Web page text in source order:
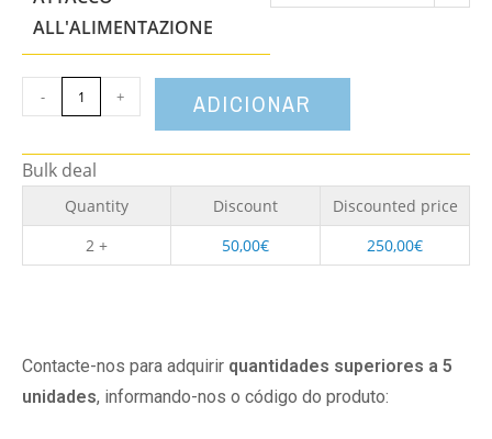
ALL'ALIMENTAZIONE
- + ADICIONAR
Bulk deal
Quantity Discount
Discounted price
2 +
50,00€ 250,00€
Contacte-nos para adquirir quantidades superiores a 5
unidades, informando-nos o código do produto: